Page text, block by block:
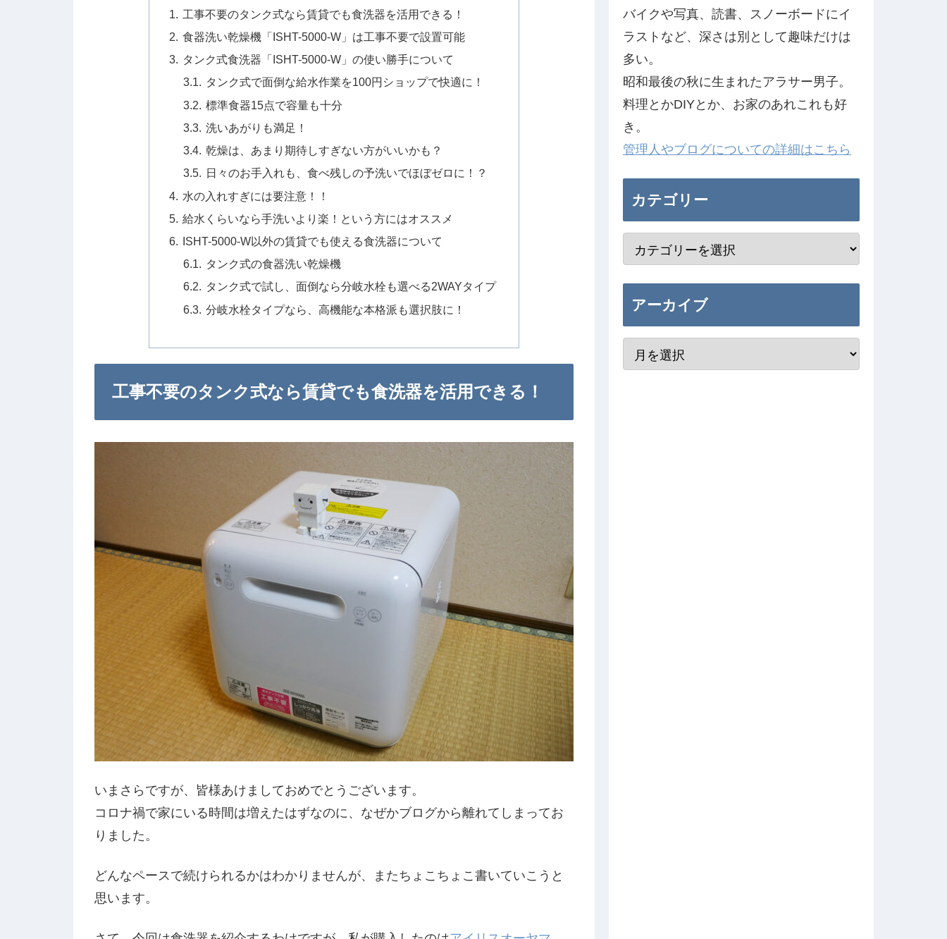
工事不要のタンク式なら賃貸でも食洗器を活用できる！
食器洗い乾燥機「ISHT-5000-W」は工事不要で設置可能
タンク式食洗器「ISHT-5000-W」の使い勝手について
タンク式で面倒な給水作業を100円ショップで快適に！
標準食器15点で容量も十分
洗いあがりも満足！
乾燥は、あまり期待しすぎない方がいいかも？
日々のお手入れも、食べ残しの予洗いでほぼゼロに！？
水の入れすぎには要注意！！
給水くらいなら手洗いより楽！という方にはオススメ
ISHT-5000-W以外の賃貸でも使える食洗器について
タンク式の食器洗い乾燥機
タンク式で試し、面倒なら分岐水栓も選べる2WAYタイプ
分岐水栓タイプなら、高機能な本格派も選択肢に！
工事不要のタンク式なら賃貸でも食洗器を活用できる！
いまさらですが、皆様あけましておめでとうございます。
コロナ禍で家にいる時間は増えたはずなのに、なぜかブログから離れてしまってお
りました。
どんなペースで続けられるかはわかりませんが、またちょこちょこ書いていこうと
思います。
バイクや写真、読書、スノーボードにイ
ラストなど、深さは別として趣味だけは
多い。
昭和最後の秋に生まれたアラサー男子。
料理とかDIYとか、お家のあれこれも好
き。
管理人やブログについての詳細はこちら
カテゴリー
アーカイブ